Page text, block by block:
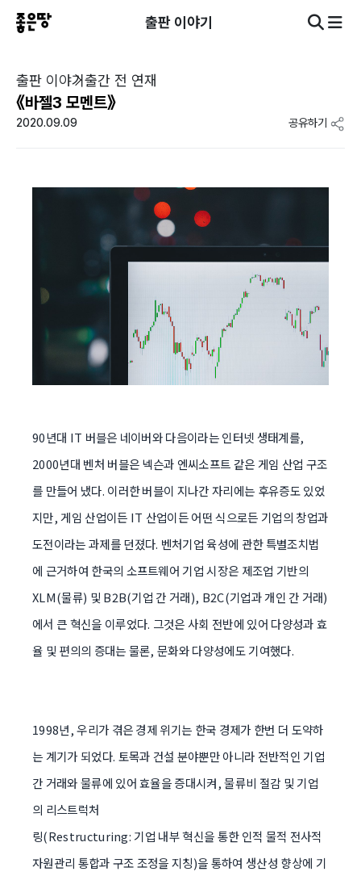
출판 이야기
출판 이야기출간 전 연재
《바젤3 모멘트》
2020.09.09 공유하기
90년대 IT 버블은 네이버와 다음이라는 인터넷 생태계를,
2000년대 벤처 버블은 넥슨과 엔씨소프트 같은 게임 산업 구조
를 만들어 냈다. 이러한 버블이 지나간 자리에는 후유증도 있었
지만, 게임 산업이든 IT 산업이든 어떤 식으로든 기업의 창업과
도전이라는 과제를 던졌다. 벤처기업 육성에 관한 특별조치법
에 근거하여 한국의 소프트웨어 기업 시장은 제조업 기반의
XLM(물류) 및 B2B(기업 간 거래), B2C(기업과 개인 간 거래)
에서 큰 혁신을 이루었다. 그것은 사회 전반에 있어 다양성과 효
율 및 편의의 증대는 물론, 문화와 다양성에도 기여했다.
1998년, 우리가 겪은 경제 위기는 한국 경제가 한번 더 도약하
는 계기가 되었다. 토목과 건설 분야뿐만 아니라 전반적인 기업
간 거래와 물류에 있어 효율을 증대시켜, 물류비 절감 및 기업
의 리스트럭처
링(Restructuring: 기업 내부 혁신을 통한 인적 물적 전사적
자원관리 통합과 구조 조정을 지칭)을 통하여 생산성 향상에 기